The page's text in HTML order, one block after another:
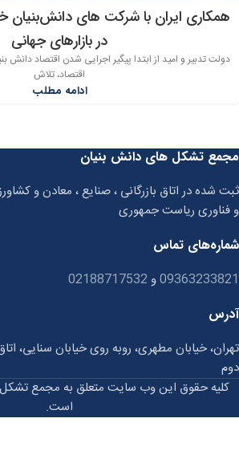
همکاری ایران با شرکت های
در بازارهای جهانی
دولت تدبیر و امید از ابتدا پیگیر اجرایی شدن اقتصاد دانش
اقتصاد، تلاش
ادامه مطلب
مجمع تشکل های دانش بنیان
ثبت شده در اتاق بازرگانی ، صنایع ، معادن و
و فناوری ریاست جمهوری
شماره‌های تماس
09363233821و 02188717532
آدرس
تهران، خیابان مطهری، روبه روی خیابان سنایی،
دوم
کلیه حقوق این وب سایت متعلق به مجمع تشکل
است.